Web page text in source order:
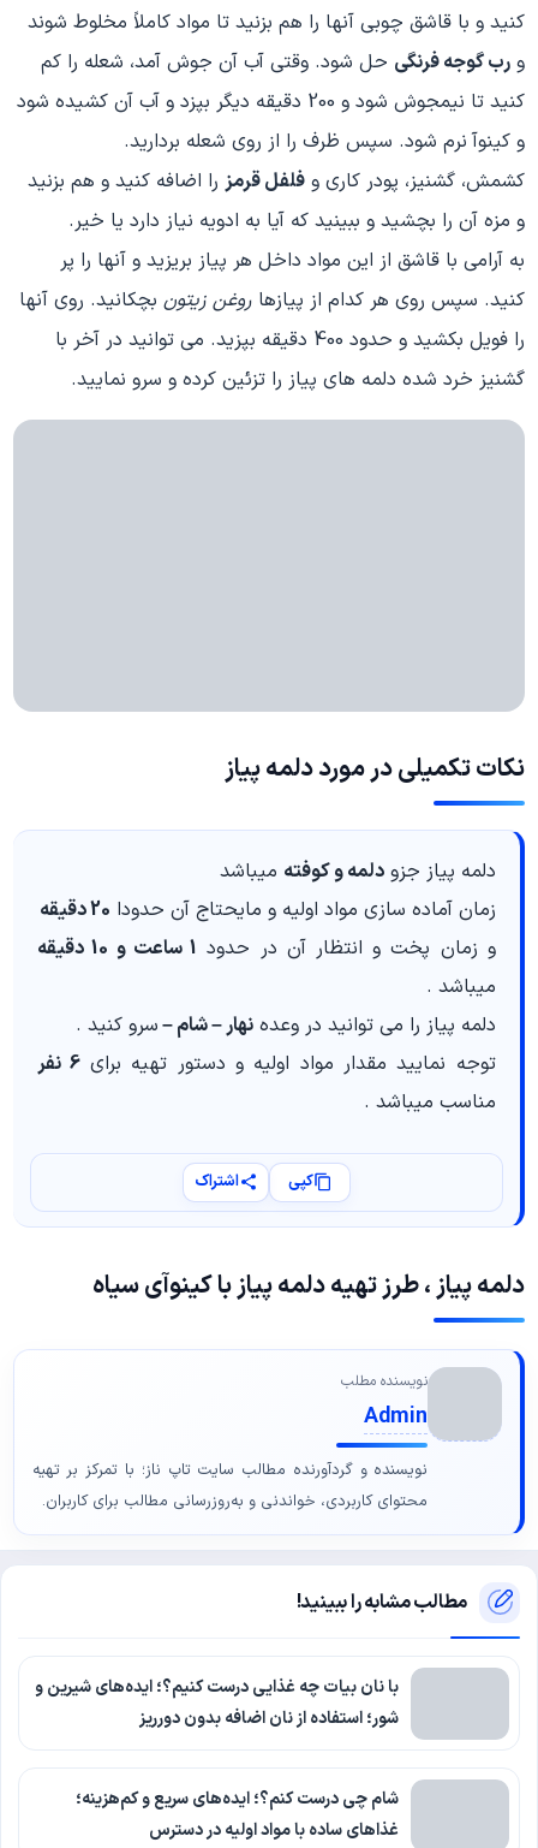
کنید و با قاشق چوبی آنها را هم بزنید تا مواد کاملاً مخلوط شوند
ورب گوجه فرنگی حل شود. وقتی آب آن جوش آمد، شعله را کم
کنید تا نیمجوش شود و 200 دقیقه دیگر بپزد و آب آن کشیده شود
و کینوآ نرم شود. سپس ظرف را از روی شعله بردارید.
کشمش، گشنیز، پودر کاری وفلفل قرمز را اضافه کنید و هم بزنید
و مزه آن را بچشید و ببینید که آیا به ادویه نیاز دارد یا خیر.
به آرامی با قاشق از این مواد داخل هر پیاز بریزید و آنها را پر
کنید. سپس روی هر کدام از پیازهاروغن زیتون بچکانید. روی آنها
را فویل بکشید و حدود 400 دقیقه بپزید. می توانید در آخر با
گشنیز خرد شده دلمه های پیاز را تزئین کرده و سرو نمایید.
نکات تکمیلی در مورد دلمه‌ پیاز
دلمه‌ پیاز جزودلمه و کوفته میباشد
زمان آماده سازی مواد اولیه و مایحتاج آن حدودا 20 دقیقه
و زمان پخت و انتظار آن در حدود 1 ساعت و 10 دقیقه
میباشد .
دلمه‌ پیاز را می توانید در وعدهنهار – شام –سرو کنید .
توجه نمایید مقدار مواد اولیه و دستور تهیه برای6 نفر
مناسب میباشد .
کپی اشتراک
دلمه پیاز ، طرز تهیه دلمه پیاز با کینوآی سیاه
نویسنده مطلب
Admin
نویسنده و گردآورنده مطالب سایت تاپ ناز؛ با تمرکز بر تهیه
محتوای کاربردی، خواندنی و به‌روزرسانی مطالب برای کاربران.
مطالب مشابه را ببینید!
با نان بیات چه غذایی درست کنیم؟؛ ایده‌های شیرین و
شور؛ استفاده از نان اضافه بدون دورریز
شام چی درست کنم؟؛ ایده‌های سریع و کم‌هزینه؛
غذاهای ساده با مواد اولیه در دسترس